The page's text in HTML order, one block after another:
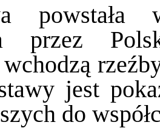
przez
jest
do